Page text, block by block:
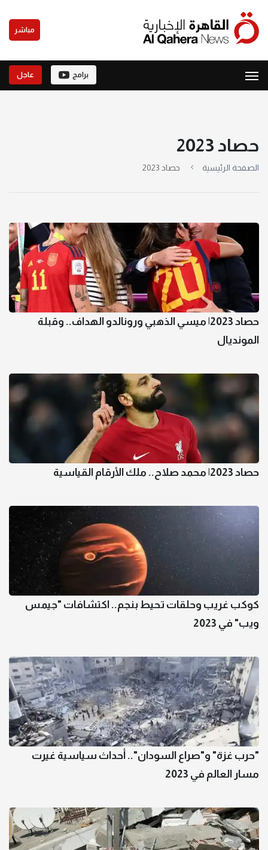
مباشر
برامج عاجل
حصاد 2023
الصفحة الرئيسية حصاد 2023
حصاد 2023| ميسي الذهبي ورونالدو الهداف.. وقبلة
المونديال
حصاد 2023| محمد صلاح.. ملك الأرقام القياسية
كوكب غريب وحلقات تحيط بنجم.. اكتشافات "جيمس
ويب" في 2023
"حرب غزة" و"صراع السودان".. أحداث سياسية غيرت
مسار العالم في 2023